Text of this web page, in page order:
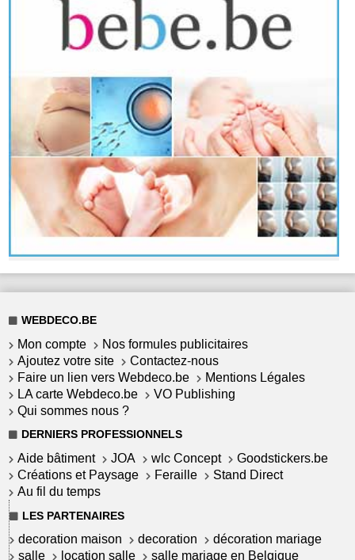
WEBDECO.BE
Mon compte
Nos formules publicitaires
Ajoutez votre site
Contactez-nous
Faire un lien vers Webdeco.be
Mentions Légales
LA carte Webdeco.be
VO Publishing
Qui sommes nous ?
DERNIERS PROFESSIONNELS
Aide bâtiment JOA wlc Concept
Goodstickers.be
Créations et Paysage
Feraille
Stand Direct
Au fil du temps
LES PARTENAIRES
decoration maison decoration
décoration mariage
salle
location salle salle mariage en Belgique